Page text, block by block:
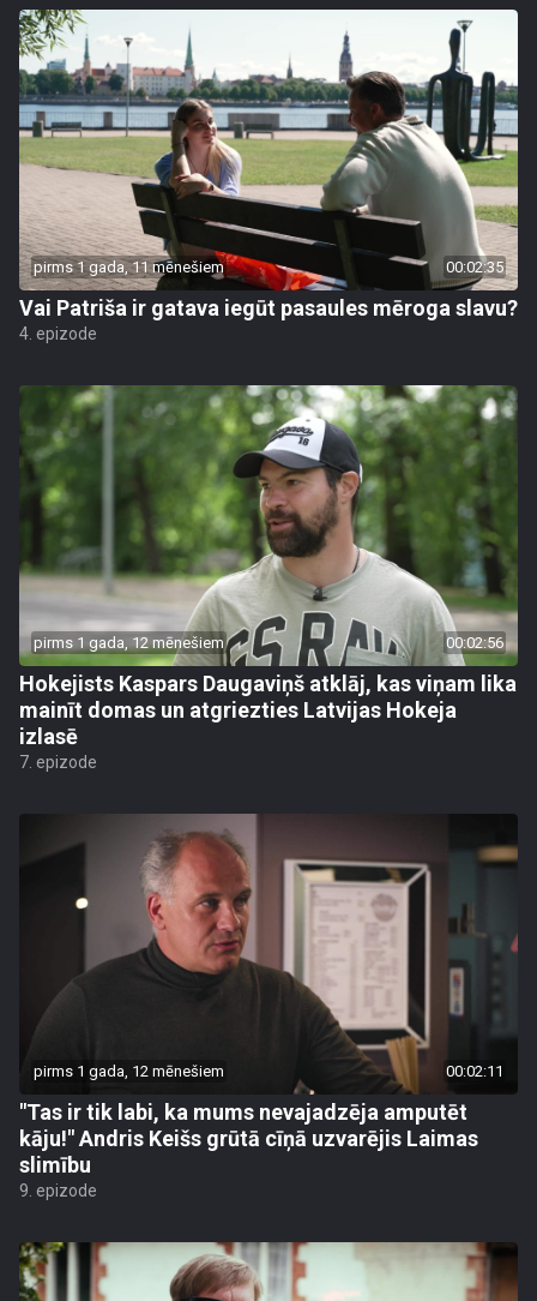
pirms 1 gada, 11 mēnešiem 00:02:35
Vai Patriša ir gatava iegūt pasaules mēroga slavu?
4. epizode
pirms 1 gada, 12 mēnešiem 00:02:56
Hokejists Kaspars Daugaviņš atklāj, kas viņam lika
mainīt domas un atgriezties Latvijas Hokeja
izlasē
7. epizode
pirms 1 gada, 12 mēnešiem 00:02:11
"Tas ir tik labi, ka mums nevajadzēja amputēt
kāju!" Andris Keišs grūtā cīņā uzvarējis Laimas
slimību
9. epizode